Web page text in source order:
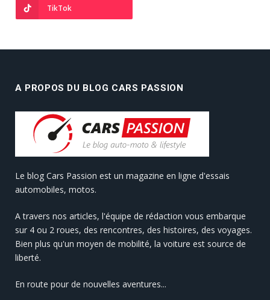
TikTok
A PROPOS DU BLOG CARS PASSION
Le blog Cars Passion est un magazine en ligne d'essais
automobiles, motos.
A travers nos articles, l'équipe de rédaction vous embarque
sur 4 ou 2 roues, des rencontres, des histoires, des voyages.
Bien plus qu'un moyen de mobilité, la voiture est source de
liberté.
En route pour de nouvelles aventures...